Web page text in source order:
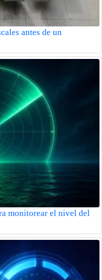
antes de un
monitorear el nivel del